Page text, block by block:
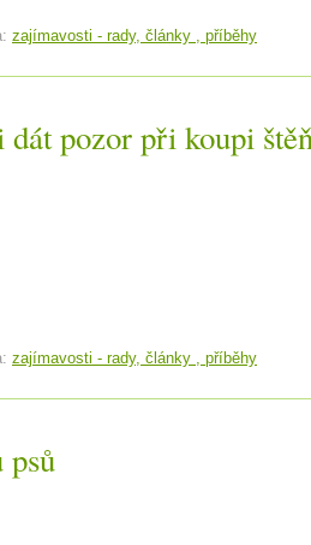
zajímavosti - rady, články , příběhy
dát pozor při koupi
zajímavosti - rady, články , příběhy